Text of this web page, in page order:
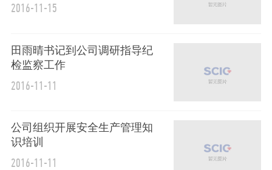
2016-11-15
田雨晴书记到公司调研指导纪
检监察工作
2016-11-11
公司组织开展安全生产管理知
识培训
2016-11-11